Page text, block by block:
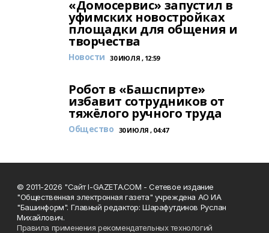
«Домосервис» запустил в
уфимских новостройках
площадки для общения и
творчества
Новости 30 ИЮЛЯ , 12:59
Робот в «Башспирте»
избавит сотрудников от
тяжёлого ручного труда
Общество 30 ИЮЛЯ , 04:47
© 2011-2026 "Сайт I-GAZETA.COM - Сетевое издание
"Общественная электронная газета" учреждена АО ИА
"Башинформ". Главный редактор: Шарафутдинов Руслан
Михайлович.
Правила применения рекомендательных технологий